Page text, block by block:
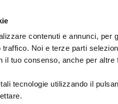
contenuti e annunci, per
Noi e terze parti
il tuo consenso, anche per
tecnologie utilizzando il
PROMOZIONE
cura
Assessorato
Cultura
Paesaggio